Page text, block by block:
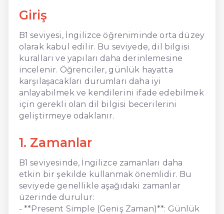
Giriş
B1 seviyesi, İngilizce öğreniminde orta düzey
olarak kabul edilir. Bu seviyede, dil bilgisi
kuralları ve yapıları daha derinlemesine
incelenir. Öğrenciler, günlük hayatta
karşılaşacakları durumları daha iyi
anlayabilmek ve kendilerini ifade edebilmek
için gerekli olan dil bilgisi becerilerini
geliştirmeye odaklanır.
1. Zamanlar
B1 seviyesinde, İngilizce zamanları daha
etkin bir şekilde kullanmak önemlidir. Bu
seviyede genellikle aşağıdaki zamanlar
üzerinde durulur:
- **Present Simple (Geniş Zaman)**: Günlük